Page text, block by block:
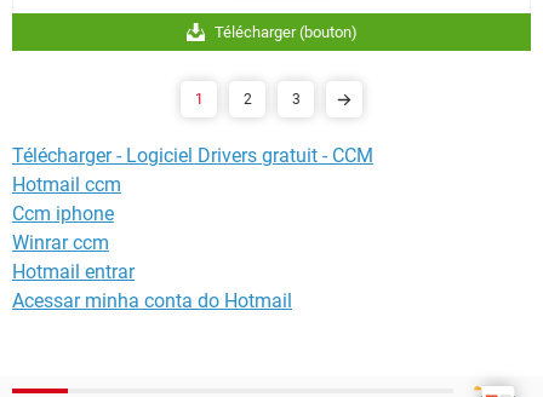
Télécharger (bouton)
1 2 3
Télécharger - Logiciel Drivers gratuit - CCM
Hotmail ccm
Ccm iphone
Winrar ccm
Hotmail entrar
Acessar minha conta do Hotmail